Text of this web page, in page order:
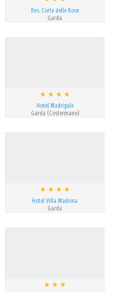
Res. Corte delle Rose
Garda
Hotel Madrigale
Garda (Costermano)
Hotel Villa Madrina
Garda